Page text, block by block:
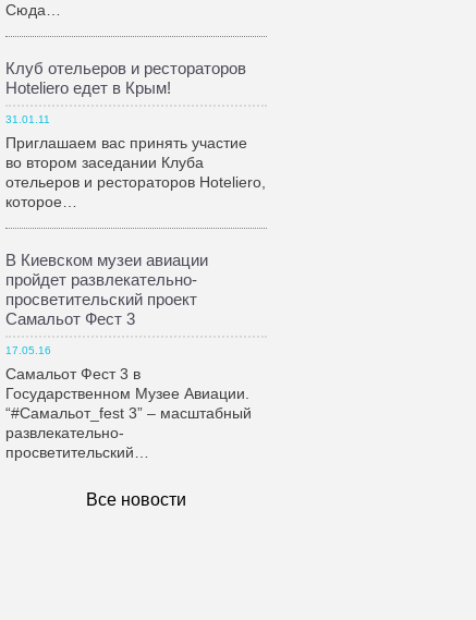
Сюда…
Клуб отельеров и рестораторов
Hoteliero едет в Крым!
31.01.11
Приглашаем вас принять участие
во втором заседании Клуба
отельеров и рестораторов Hoteliero,
которое…
В Киевском музеи авиации
пройдет развлекательно-
просветительский проект
Самальот Фест 3
17.05.16
Самальот Фест 3 в
Государственном Музее Авиации.
“#Самальот_fest 3” – масштабный
развлекательно-
просветительский…
Все новости